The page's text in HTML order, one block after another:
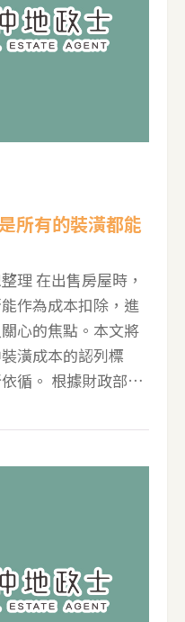
所有的裝潢都能
理 在出售房屋時，
作為成本扣除，進
心的焦點。本文將
潢成本的認列標
循。 根據財政部
的成本，必須符合
遍不被接受。 裝潢
清楚地了解哪些裝
我們將各項常見的